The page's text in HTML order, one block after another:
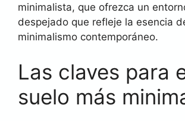
minimalista, que ofrezca un
despejado que refleje la esencia
minimalismo contemporáneo.
Las claves para
suelo más